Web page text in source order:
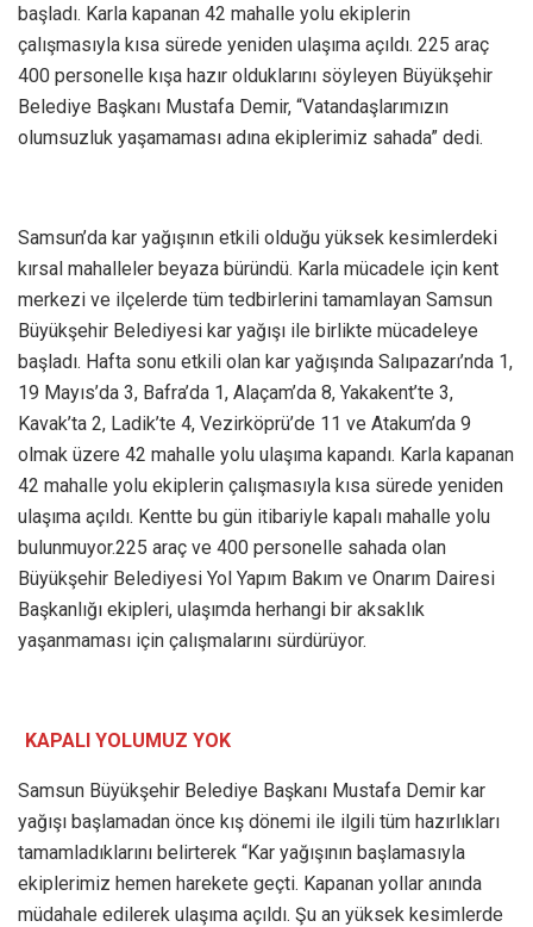
başladı. Karla kapanan 42 mahalle yolu ekiplerin
çalışmasıyla kısa sürede yeniden ulaşıma açıldı. 225 araç
400 personelle kışa hazır olduklarını söyleyen Büyükşehir
Belediye Başkanı Mustafa Demir, “Vatandaşlarımızın
olumsuzluk yaşamaması adına ekiplerimiz sahada” dedi.
Samsun’da kar yağışının etkili olduğu yüksek kesimlerdeki
kırsal mahalleler beyaza büründü. Karla mücadele için kent
merkezi ve ilçelerde tüm tedbirlerini tamamlayan Samsun
Büyükşehir Belediyesi kar yağışı ile birlikte mücadeleye
başladı. Hafta sonu etkili olan kar yağışında Salıpazarı’nda 1,
19 Mayıs’da 3, Bafra’da 1, Alaçam’da 8, Yakakent’te 3,
Kavak’ta 2, Ladik’te 4, Vezirköprü’de 11 ve Atakum’da 9
olmak üzere 42 mahalle yolu ulaşıma kapandı. Karla kapanan
42 mahalle yolu ekiplerin çalışmasıyla kısa sürede yeniden
ulaşıma açıldı. Kentte bu gün itibariyle kapalı mahalle yolu
bulunmuyor.225 araç ve 400 personelle sahada olan
Büyükşehir Belediyesi Yol Yapım Bakım ve Onarım Dairesi
Başkanlığı ekipleri, ulaşımda herhangi bir aksaklık
yaşanmaması için çalışmalarını sürdürüyor.
KAPALI YOLUMUZ YOK
Samsun Büyükşehir Belediye Başkanı Mustafa Demir kar
yağışı başlamadan önce kış dönemi ile ilgili tüm hazırlıkları
tamamladıklarını belirterek “Kar yağışının başlamasıyla
ekiplerimiz hemen harekete geçti. Kapanan yollar anında
müdahale edilerek ulaşıma açıldı. Şu an yüksek kesimlerde